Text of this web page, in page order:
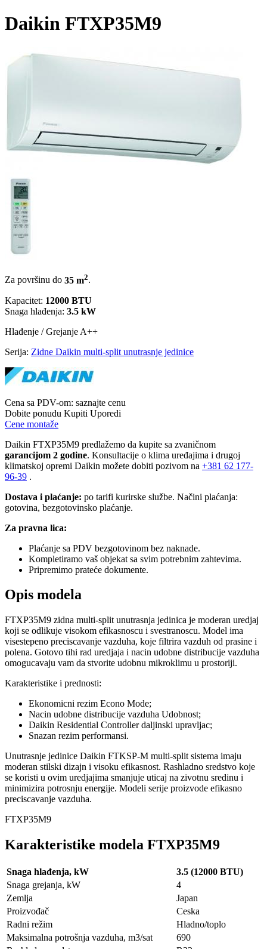
Daikin FTXP35M9
Za površinu do 35 m2.
Kapacitet: 12000 BTU
Snaga hlađenja: 3.5 kW
Hlađenje / Grejanje A++
Serija: Zidne Daikin multi-split unutrasnje jedinice
Cena sa PDV-om: saznajte cenu
Dobite ponudu Kupiti Uporedi
Cene montaže
Daikin FTXP35M9 predlažemo da kupite sa zvaničnom
garancijom 2 godine. Konsultacije o klima uređajima i drugoj
klimatskoj opremi Daikin možete dobiti pozivom na +381 62 177-
96-39 .
Dostava i plaćanje: po tarifi kurirske službe. Načini plaćanja:
gotovina, bezgotovinsko plaćanje.
Za pravna lica:
Plaćanje sa PDV bezgotovinom bez naknade.
Kompletiramo vaš objekat sa svim potrebnim zahtevima.
Pripremimo prateće dokumente.
Opis modela
FTXP35M9 zidna multi-split unutrasnja jedinica je moderan uredjaj
koji se odlikuje visokom efikasnoscu i svestranoscu. Model ima
visestepeno preciscavanje vazduha, koje filtrira vazduh od prasine i
polena. Gotovo tihi rad uredjaja i nacin udobne distribucije vazduha
omogucavaju vam da stvorite udobnu mikroklimu u prostoriji.
Karakteristike i prednosti:
Ekonomicni rezim Econo Mode;
Nacin udobne distribucije vazduha Udobnost;
Daikin Residential Controller daljinski upravljac;
Snazan rezim performansi.
Unutrasnje jedinice Daikin FTKSP-M multi-split sistema imaju
moderan stilski dizajn i visoku efikasnost. Rashladno sredstvo koje
se koristi u ovim uredjajima smanjuje uticaj na zivotnu sredinu i
minimizira potrosnju energije. Modeli serije proizvode efikasno
preciscavanje vazduha.
FTXP35M9
Karakteristike modela FTXP35M9
Snaga hlađenja, kW
3.5 (12000 BTU)
Snaga grejanja, kW
4
Zemlja
Japan
Proizvođač
Ceska
Radni režim
Hladno/toplo
Maksimalna potrošnja vazduha, m3/sat
690